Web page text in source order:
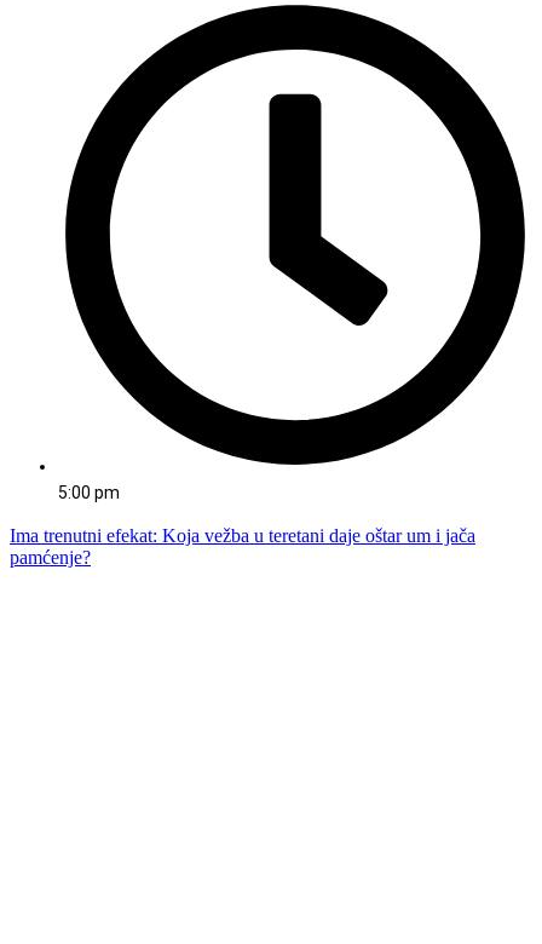
5:00 pm
Ima trenutni efekat: Koja vežba u teretani daje oštar um i jača
pamćenje?